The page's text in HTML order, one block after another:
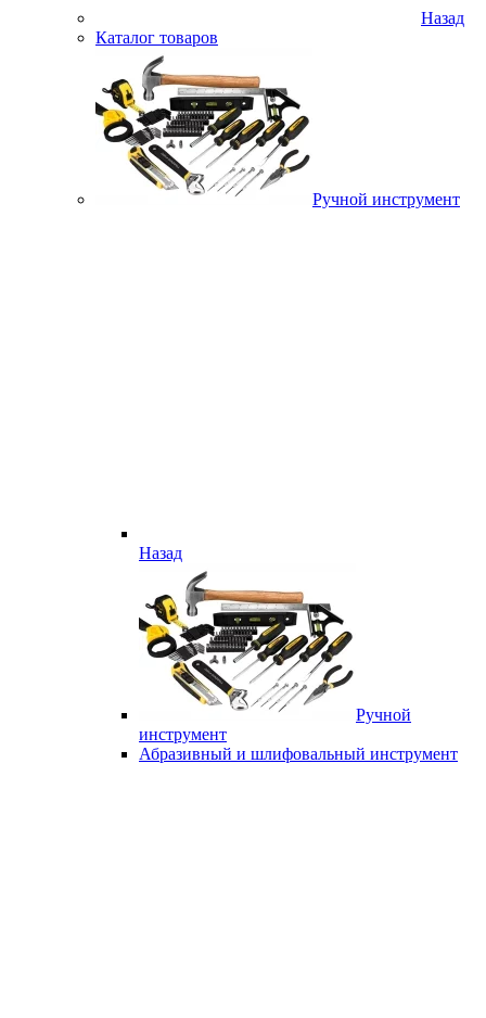
Назад
Каталог товаров
Ручной инструмент
Назад
Ручной
инструмент
Абразивный и шлифовальный инструмент